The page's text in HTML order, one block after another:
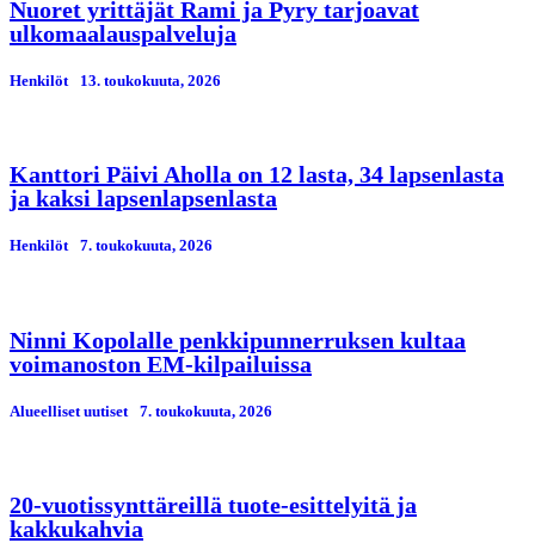
Nuoret yrittäjät Rami ja Pyry tarjoavat
ulkomaalauspalveluja
Henkilöt 13. toukokuuta, 2026
Kanttori Päivi Aholla on 12 lasta, 34 lapsenlasta
ja kaksi lapsenlapsenlasta
Henkilöt 7. toukokuuta, 2026
Ninni Kopolalle penkkipunnerruksen kultaa
voimanoston EM-kilpailuissa
Alueelliset uutiset 7. toukokuuta, 2026
20-vuotissynttäreillä tuote-esittelyitä ja
kakkukahvia